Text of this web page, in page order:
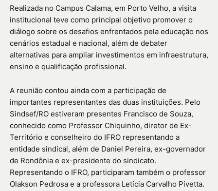
Realizada no Campus Calama, em Porto Velho, a visita
institucional teve como principal objetivo promover o
diálogo sobre os desafios enfrentados pela educação nos
cenários estadual e nacional, além de debater
alternativas para ampliar investimentos em infraestrutura,
ensino e qualificação profissional.
A reunião contou ainda com a participação de
importantes representantes das duas instituições. Pelo
Sindsef/RO estiveram presentes Francisco de Souza,
conhecido como Professor Chiquinho, diretor de Ex-
Território e conselheiro do IFRO representando a
entidade sindical, além de Daniel Pereira, ex-governador
de Rondônia e ex-presidente do sindicato.
Representando o IFRO, participaram também o professor
Olakson Pedrosa e a professora Letícia Carvalho Pivetta.